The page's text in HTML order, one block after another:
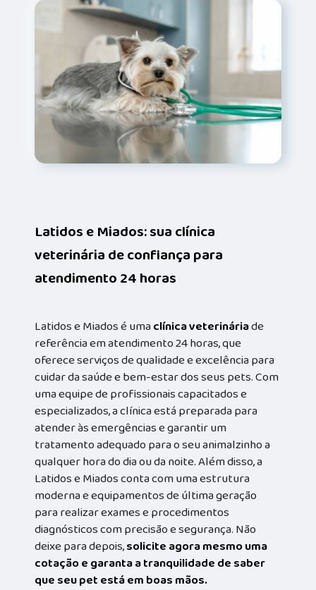
Latidos e Miados: sua clínica
veterinária de confiança para
atendimento 24 horas
Latidos e Miados é umaclínica veterináriade
referência em atendimento 24 horas, que
oferece serviços de qualidade e excelência para
cuidar da saúde e bem-estar dos seus pets. Com
uma equipe de profissionais capacitados e
especializados, a clínica está preparada para
atender às emergências e garantir um
tratamento adequado para o seu animalzinho a
qualquer hora do dia ou da noite. Além disso, a
Latidos e Miados conta com uma estrutura
moderna e equipamentos de última geração
para realizar exames e procedimentos
diagnósticos com precisão e segurança. Não
deixe para depois,solicite agora mesmo uma
cotação e garanta a tranquilidade de saber
que seu pet está em boas mãos.